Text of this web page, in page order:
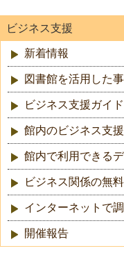
ビジネス支援
新着情報
図書館を活用した
ビジネス支援ガイド
館内のビジネス支
館内で利用できる
ビジネス関係の無
インターネットで
開催報告